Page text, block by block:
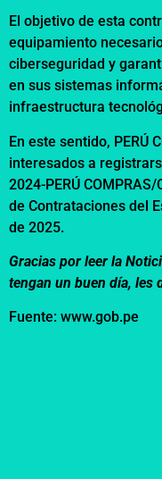
El objetivo de esta
equipamiento
ciberseguridad y
en sus sistemas
infraestructura
En este sentido, PERÚ
interesados a
2024-PERÚ
de Contrataciones del
de 2025.
Gracias por leer la
tengan un buen día, les
Fuente: www.gob.pe